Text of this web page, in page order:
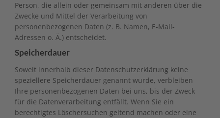
Person, die allein oder gemeinsam mit anderen über die
Zwecke und Mittel der Verarbeitung von
personenbezogenen Daten (z. B. Namen, E-Mail-
Adressen o. Ä.) entscheidet.
Speicherdauer
Soweit innerhalb dieser Datenschutzerklärung keine
speziellere Speicherdauer genannt wurde, verbleiben
Ihre personenbezogenen Daten bei uns, bis der Zweck
für die Datenverarbeitung entfällt. Wenn Sie ein
berechtigtes Löschersuchen geltend machen oder eine